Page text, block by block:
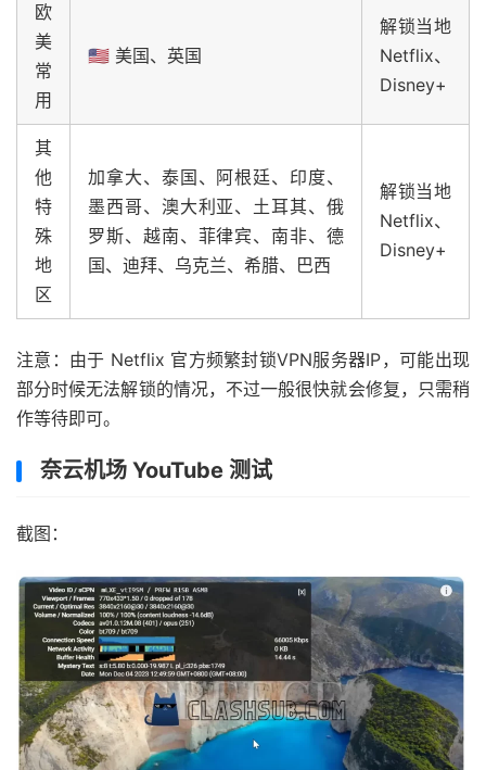
欧
美
常
用
🇺🇸 美国、英国
解锁当地
Netflix、
Disney+
其
他
特
殊
地
区
加拿大、泰国、阿根廷、印度、
墨西哥、澳大利亚、土耳其、俄
罗斯、越南、菲律宾、南非、德
国、迪拜、乌克兰、希腊、巴西
解锁当地
Netflix、
Disney+
注意：由于 Netflix 官方频繁封锁VPN服务器IP，可能出现
部分时候无法解锁的情况，不过一般很快就会修复，只需稍
作等待即可。
奈云机场 YouTube 测试
截图：